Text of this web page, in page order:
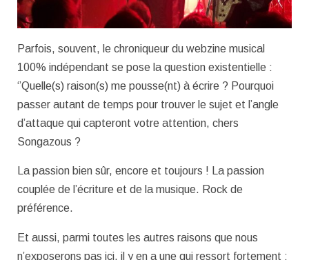
Parfois, souvent, le chroniqueur du webzine musical
100% indépendant se pose la question existentielle :
‘’Quelle(s) raison(s) me pousse(nt) à écrire ? Pourquoi
passer autant de temps pour trouver le sujet et l’angle
d’attaque qui capteront votre attention, chers
Songazous ?
La passion bien sûr, encore et toujours ! La passion
couplée de l’écriture et de la musique. Rock de
préférence.
Et aussi, parmi toutes les autres raisons que nous
n’exposerons pas ici, il y en a une qui ressort fortement :